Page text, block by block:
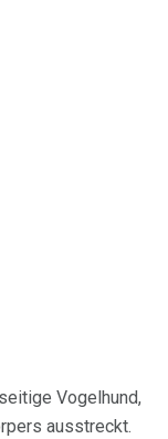
Vogelhund,
ausstreckt.